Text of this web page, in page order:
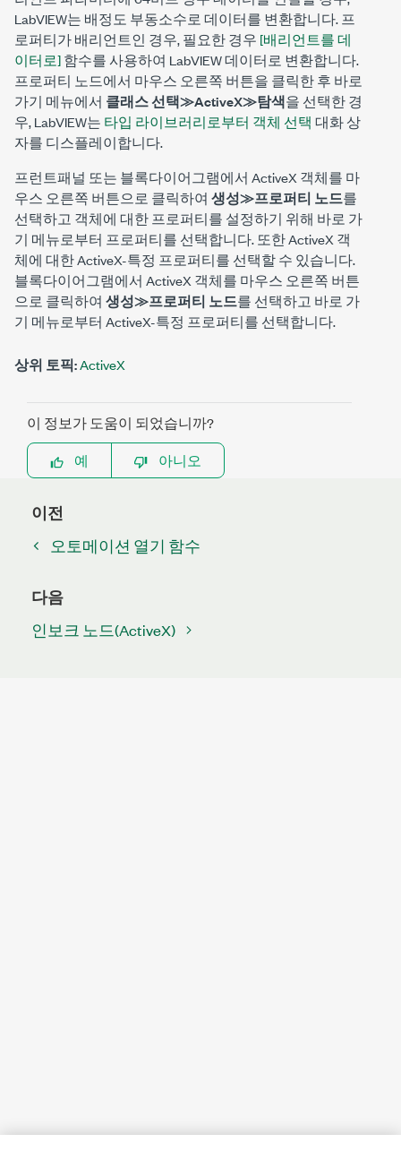
LabVIEW는 배정도 부동소수로 데이터를 변환합니다. 프
로퍼티가 배리언트인 경우, 필요한 경우 [배리언트를 데
이터로]함수를 사용하여 LabVIEW 데이터로 변환합니다.
프로퍼티 노드에서 마우스 오른쪽 버튼을 클릭한 후 바로
가기 메뉴에서 클래스 선택≫ActiveX≫탐색을 선택한 경
우, LabVIEW는 타입 라이브러리로부터 객체 선택 대화 상
자를 디스플레이합니다.
프런트패널 또는 블록다이어그램에서 ActiveX 객체를 마
우스 오른쪽 버튼으로 클릭하여 생성≫프로퍼티 노드를
선택하고 객체에 대한 프로퍼티를 설정하기 위해 바로 가
기 메뉴로부터 프로퍼티를 선택합니다. 또한 ActiveX 객
체에 대한 ActiveX-특정 프로퍼티를 선택할 수 있습니다.
블록다이어그램에서 ActiveX 객체를 마우스 오른쪽 버튼
으로 클릭하여 생성≫프로퍼티 노드를 선택하고 바로 가
기 메뉴로부터 ActiveX-특정 프로퍼티를 선택합니다.
상위 토픽:ActiveX
이 정보가 도움이 되었습니까?
예
아니오
이전
오토메이션 열기 함수
다음
인보크 노드(ActiveX)